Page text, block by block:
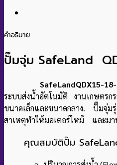
1.5F
คำอธิบาย
ปั๊มจุ่ม SafeLand
SafeLandQDX15-18-
ระบบส่งน้ำอัตโนมัติ งานเกษตรก
ขนาดเล็กและขนาดกลาง. ปั๊มจุ่ม
สาเหตุทำให้มอเตอร์ไหม้ และมา
คุณสมบัติปั๊ม